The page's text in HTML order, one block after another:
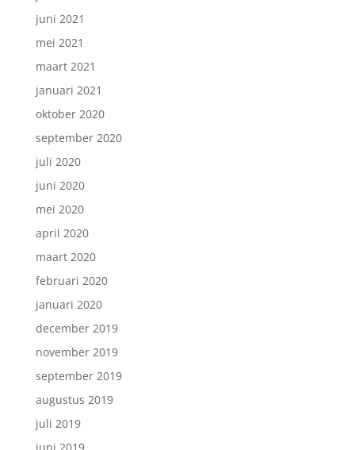
juni 2021
mei 2021
maart 2021
januari 2021
oktober 2020
september 2020
juli 2020
juni 2020
mei 2020
april 2020
maart 2020
februari 2020
januari 2020
december 2019
november 2019
september 2019
augustus 2019
juli 2019